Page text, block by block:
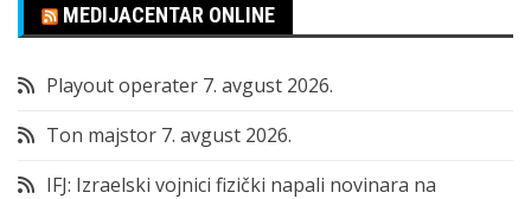
MEDIJACENTAR ONLINE
Playout operater 7. avgust 2026.
Ton majstor 7. avgust 2026.
IFJ: Izraelski vojnici fizički napali novinara na